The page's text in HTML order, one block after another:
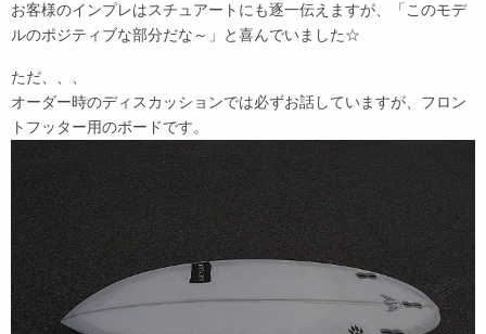
お客様のインプレはスチュアートにも逐一伝えますが、「このモデ
ルのポジティブな部分だな～」と喜んでいました☆
ただ、、、
オーダー時のディスカッションでは必ずお話していますが、フロン
トフッター用のボードです。